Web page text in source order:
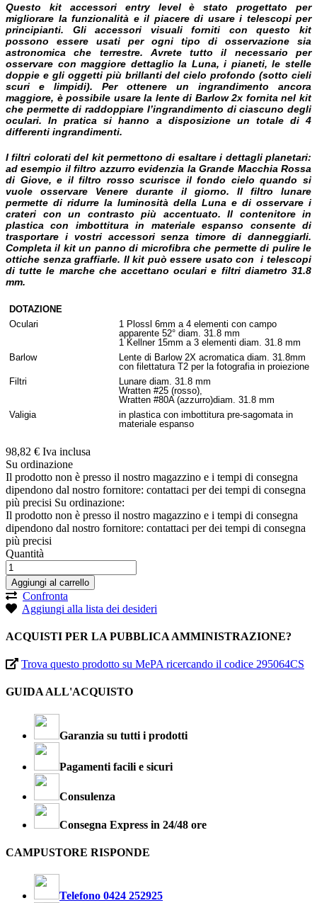
Questo kit accessori entry level è stato progettato per
migliorare la funzionalità e il piacere di usare i telescopi per
principianti. Gli accessori visuali forniti con questo kit
possono essere usati per ogni tipo di osservazione sia
astronomica che terrestre. Avrete tutto il necessario per
osservare con maggiore dettaglio la Luna, i pianeti, le stelle
doppie e gli oggetti più brillanti del cielo profondo (sotto cieli
scuri e limpidi). Per ottenere un ingrandimento ancora
maggiore, è possibile usare la lente di Barlow 2x fornita nel kit
che permette di raddoppiare l’ingrandimento di ciascuno degli
oculari. In pratica si hanno a disposizione un totale di 4
differenti ingrandimenti.
I filtri colorati del kit permettono di esaltare i dettagli planetari:
ad esempio il filtro azzurro evidenzia la Grande Macchia Rossa
di Giove, e il filtro rosso scurisce il fondo cielo quando si
vuole osservare Venere durante il giorno. Il filtro lunare
permette di ridurre la luminosità della Luna e di osservare i
crateri con un contrasto più accentuato. Il contenitore in
plastica con imbottitura in materiale espanso consente di
trasportare i vostri accessori senza timore di danneggiarli.
Completa il kit un panno di microfibra che permette di pulire le
ottiche senza graffiarle. Il kit può essere usato con i telescopi
di tutte le marche che accettano oculari e filtri diametro 31.8
mm.
DOTAZIONE
Oculari
1 Plossl 6mm a 4 elementi con campo
apparente 52° diam. 31.8 mm
1 Kellner 15mm a 3 elementi diam. 31.8 mm
Barlow
Lente di Barlow 2X acromatica diam. 31.8mm
con filettatura T2 per la fotografia in proiezione
Filtri
Lunare diam. 31.8 mm
Wratten #25 (rosso),
Wratten #80A (azzurro)diam. 31.8 mm
Valigia
in plastica con imbottitura pre-sagomata in
materiale espanso
98,82 € Iva inclusa
Su ordinazione
Il prodotto non è presso il nostro magazzino e i tempi di consegna
dipendono dal nostro fornitore: contattaci per dei tempi di consegna
più precisi Su ordinazione:
Il prodotto non è presso il nostro magazzino e i tempi di consegna
dipendono dal nostro fornitore: contattaci per dei tempi di consegna
più precisi
Quantità
Aggiungi al carrello
Confronta
Aggiungi alla lista dei desideri
ACQUISTI PER LA PUBBLICA AMMINISTRAZIONE?
Trova questo prodotto su MePA ricercando il codice 295064CS
GUIDA ALL'ACQUISTO
Garanzia su tutti i prodotti
Pagamenti facili e sicuri
Consulenza
Consegna Express in 24/48 ore
CAMPUSTORE RISPONDE
Telefono 0424 252925